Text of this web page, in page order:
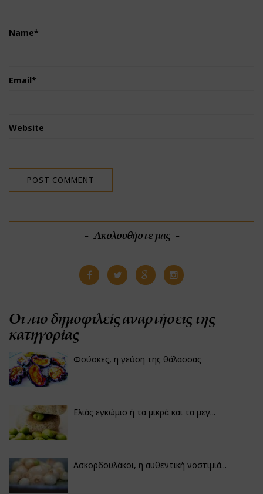
Name*
Email*
Website
Ακολουθήστε μας
Οι πιο δημοφιλείς αναρτήσεις της
κατηγορίας
Φούσκες, η γεύση της θάλασσας
Ελιάς εγκώμιο ή τα μικρά και τα μεγ...
Ασκορδουλάκοι, η αυθεντική νοστιμιά...